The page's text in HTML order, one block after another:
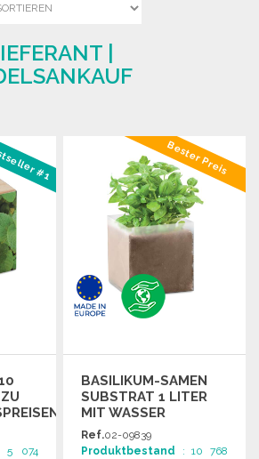
|
#1
074
Bester Preis
BASILIKUM-SAMEN
SUBSTRAT 1 LITER
MIT WASSER
Ref.02-09839
Produktbestand : 10 768